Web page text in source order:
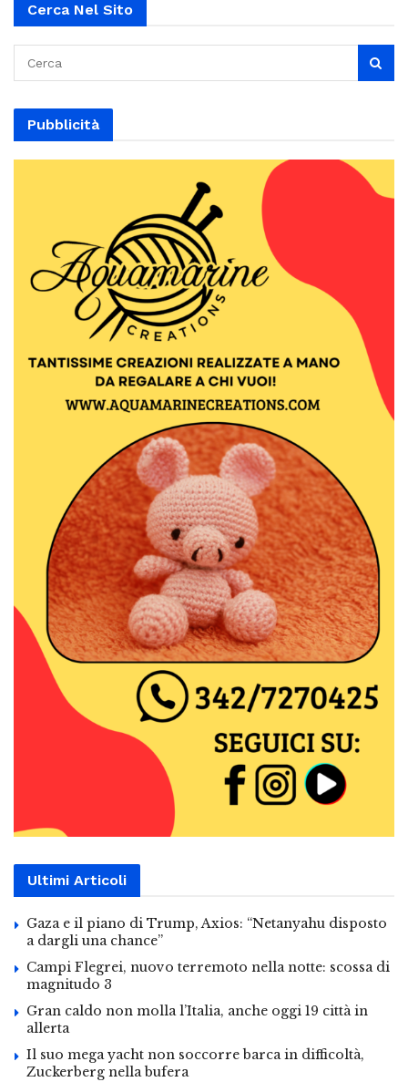
Cerca Nel Sito
Pubblicità
Ultimi Articoli
Gaza e il piano di Trump, Axios: “Netanyahu disposto
a dargli una chance”
Campi Flegrei, nuovo terremoto nella notte: scossa di
magnitudo 3
Gran caldo non molla l’Italia, anche oggi 19 città in
allerta
Il suo mega yacht non soccorre barca in difficoltà,
Zuckerberg nella bufera